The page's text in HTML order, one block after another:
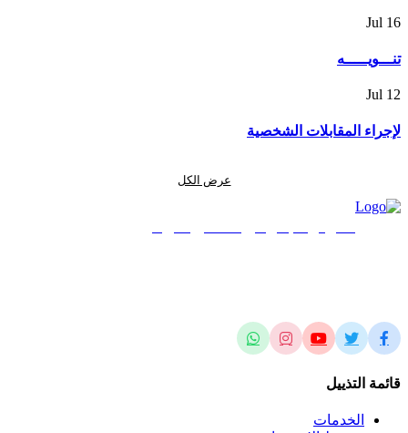
16
Jul
تنـــويـــــه
12
Jul
لإجراء المقابلات الشخصية
عرض الكل
قائمة التذييل
الخدمات